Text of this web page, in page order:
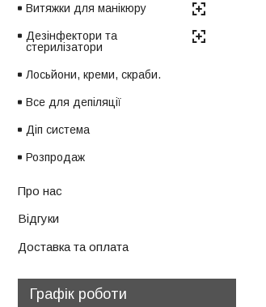
Витяжки для манікюру
Дезінфектори та
стерилізатори
Лосьйони, креми, скраби.
Все для депіляції
Діп система
Розпродаж
Про нас
Відгуки
Доставка та оплата
Графік роботи